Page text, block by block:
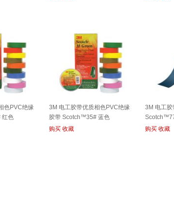
色PVC绝缘
红色
3M 电工胶带优质相色PVC绝缘
胶带 Scotch™35# 蓝色
购买 收藏
3M 电工
购买 收藏